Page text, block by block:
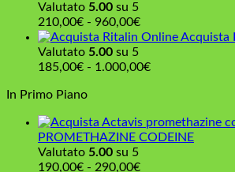
110,00€
a
Valutato 5.00 su 5
210,00€ - 960,00€Fascia
di
da
Acquista
Valutato 5.00 su 5
185,00€ - 1.000,00€Fascia
185,00€
a
In Primo Piano
PROMETHAZINE CODEINE
Valutato 5.00 su 5
190,00€ - 290,00€Fascia